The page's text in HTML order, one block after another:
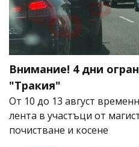
Внимание! 4 дни
"Тракия"
От 10 до 13 август
лента в участъци от
почистване и косене